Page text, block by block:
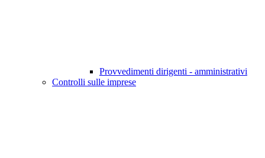
Provvedimenti dirigenti - amministrativi
Controlli sulle imprese